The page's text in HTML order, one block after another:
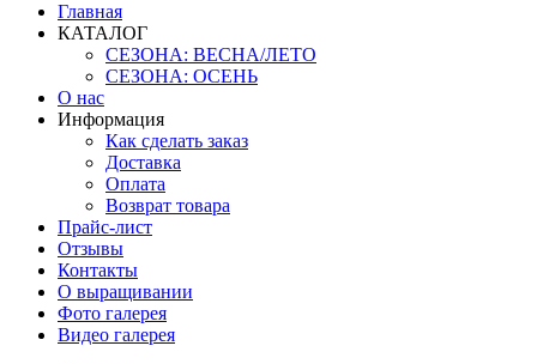
Главная
КАТАЛОГ
СЕЗОНА: ВЕСНА/ЛЕТО
СЕЗОНА: ОСЕНЬ
О нас
Информация
Как сделать заказ
Доставка
Оплата
Возврат товара
Прайс-лист
Отзывы
Контакты
О выращивании
Фото галерея
Видео галерея